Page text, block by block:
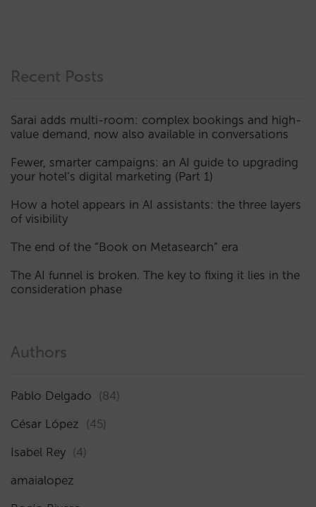
Recent Posts
Sarai adds multi-room: complex bookings and high-
value demand, now also available in conversations
Fewer, smarter campaigns: an AI guide to upgrading
your hotel’s digital marketing (Part 1)
How a hotel appears in AI assistants: the three layers
of visibility
The end of the “Book on Metasearch” era
The AI funnel is broken. The key to fixing it lies in the
consideration phase
Authors
Pablo Delgado (84)
César López (45)
Isabel Rey (4)
amaialopez